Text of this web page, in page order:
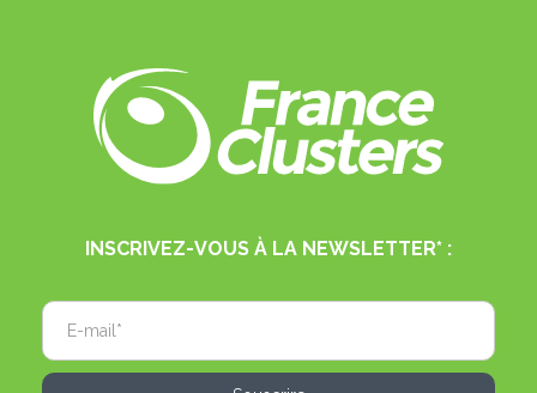
INSCRIVEZ-VOUS À LA NEWSLETTER* :